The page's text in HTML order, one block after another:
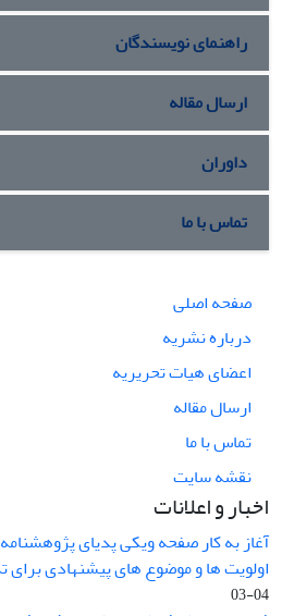
راهنمای نویسندگان
ارسال مقاله
داوران
تماس با ما
صفحه اصلی
درباره نشریه
اعضای هیات تحریریه
ارسال مقاله
تماس با ما
نقشه سایت
اخبار و اعلانات
آغاز به کار صفحه ویکی پدیای
اولویت ها و موضوع های پیشنهادی برای
04-03